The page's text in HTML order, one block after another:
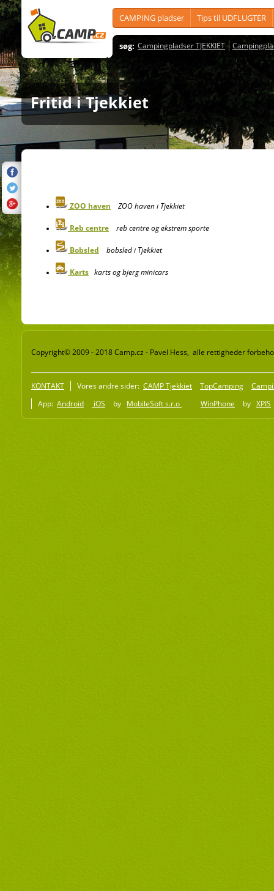
CAMPING pladser Tips til UDFLUGTER
søg: Campingpladser TJEKKIET
Fritid i Tjekkiet
ZOO haven ZOO haven i Tjekkiet
Reb centre reb centre og ekstrem sporte
Bobsled bobsled i Tjekkiet
Karts karts og bjerg minicars
Copyright© 2009 - 2018 Camp.cz - Pavel Hess, alle rettigheder
KONTAKT Vores andre sider: CAMP Tjekkiet TopCamping
App: Android iOS by MobileSoft s.r.o WinPhone by XPIS